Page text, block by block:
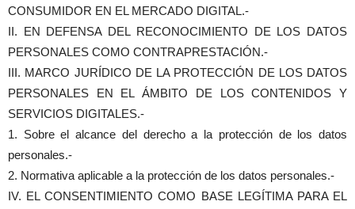
CONSUMIDOR EN EL MERCADO DIGITAL.-
II. EN DEFENSA DEL RECONOCIMIENTO DE LOS DATOS
PERSONALES COMO CONTRAPRESTACIÓN.-
III. MARCO JURÍDICO DE LA PROTECCIÓN DE LOS DATOS
PERSONALES EN EL ÁMBITO DE LOS CONTENIDOS Y
SERVICIOS DIGITALES.-
1. Sobre el alcance del derecho a la protección de los datos
personales.-
2. Normativa aplicable a la protección de los datos personales.-
IV. EL CONSENTIMIENTO COMO BASE LEGÍTIMA PARA EL